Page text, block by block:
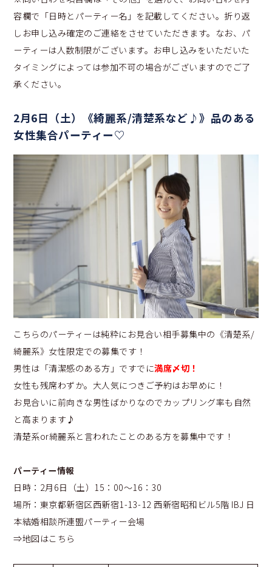
容欄で「日時とパーティー名」を記載してください。折り返
しお申し込み確定のご連絡をさせていただきます。なお、パ
ーティーは人数制限がございます。お申し込みをいただいた
タイミングによっては参加不可の場合がございますのでご了
承ください。
2月6日（土）《綺麗系/清楚系など♪》品のある
女性集合パーティー♡
こちらのパーティーは純粋にお見合い相手募集中の《清楚系/
綺麗系》女性限定での募集です！
男性は「清潔感のある方」ですでに満席〆切！
女性も残席わずか。大人気につきご予約はお早めに！
お見合いに前向きな男性ばかりなのでカップリング率も自然
と高まります♪
清楚系or綺麗系と言われたことのある方を募集中です！
パーティー情報
日時：2月6日（土）15：00～16：30
場所： 東京都新宿区西新宿1-13-12 西新宿昭和ビル5階 IBJ 日
本結婚相談所連盟パーティー会場
⇒地図はこちら